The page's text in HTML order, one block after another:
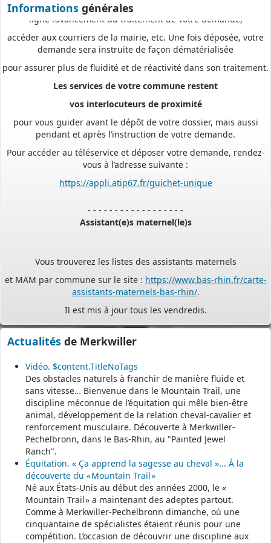
Informations générales
accéder aux courriers de la mairie, etc. Une fois déposée, votre
demande sera instruite de façon dématérialisée
pour assurer plus de fluidité et de réactivité dans son traitement.
Les services de votre commune restent
vos interlocuteurs de proximité
pour vous guider avant le dépôt de votre dossier, mais aussi
pendant et après l’instruction de votre demande.
Pour accéder au téléservice et déposer votre demande, rendez-
vous à l’adresse suivante :
https://appli.atip67.fr/guichet-unique
- - - - - - - - - - - - - - - - - -
et MAM par commune sur le site :https://www.bas-rhin.fr/carte-
Il est mis à jour tous les vendredis.
https://monenfant.fr/de la CAF présente les disponibilités
- - - - - - - - - - - - - - - - - -
Permanence mairie
Le secrétariat est fermé le samedi matin.
Une permanence est assurée par le maire, sur rendez-vous.
Actualités de Merkwiller
Vidéo. $content.TitleNoTags
Des obstacles naturels à franchir de manière fluide et
sans vitesse… Bienvenue dans le Mountain Trail, une
discipline méconnue de l’équitation qui mêle bien-être
animal, développement de la relation cheval-cavalier et
renforcement musculaire. Découverte à Merkwiller-
Pechelbronn, dans le Bas-Rhin, au "Painted Jewel
Ranch".
Équitation. « Ça apprend la sagesse au cheval »... À la
découverte du « Mountain Trail »
Né aux États-Unis au début des années 2000, le «
Mountain Trail » a maintenant des adeptes partout.
Comme à Merkwiller-Pechelbronn dimanche, où une
cinquantaine de spécialistes étaient réunis pour une
compétition. L’occasion de découvrir une discipline aux